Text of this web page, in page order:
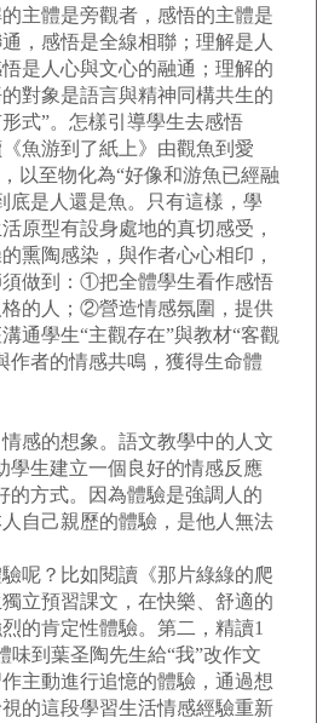
主體是旁觀者，感悟的主體是
，感悟是全線相聯；理解是人
是人心與文心的融通；理解的
對象是語言與精神同構共生的
式”。怎樣引導學生去感悟
魚游到了紙上》由觀魚到愛
以至物化為“好像和游魚已經融
底是人還是魚。只有這樣，學
原型有設身處地的真切感受，
熏陶感染，與作者心心相印，
做到：①把全體學生看作感悟
的人；②營造情感氛圍，提供
通學生“主觀存在”與教材“客觀
作者的情感共鳴，獲得生命體
的想象。語文教學中的人文
學生建立一個良好的情感反應
的方式。因為體驗是強調人的
自己親歷的體驗，是他人無法
？比如閱讀《那片綠綠的爬
立預習課文，在快樂、舒適的
的肯定性體驗。第二，精讀1
味到葉圣陶先生給“我”改作文
主動進行追憶的體驗，通過想
的這段學習生活情感經驗重新